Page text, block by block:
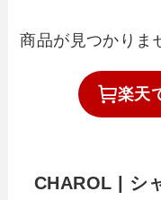
商品が見つかりま
楽天
CHAROL | シ